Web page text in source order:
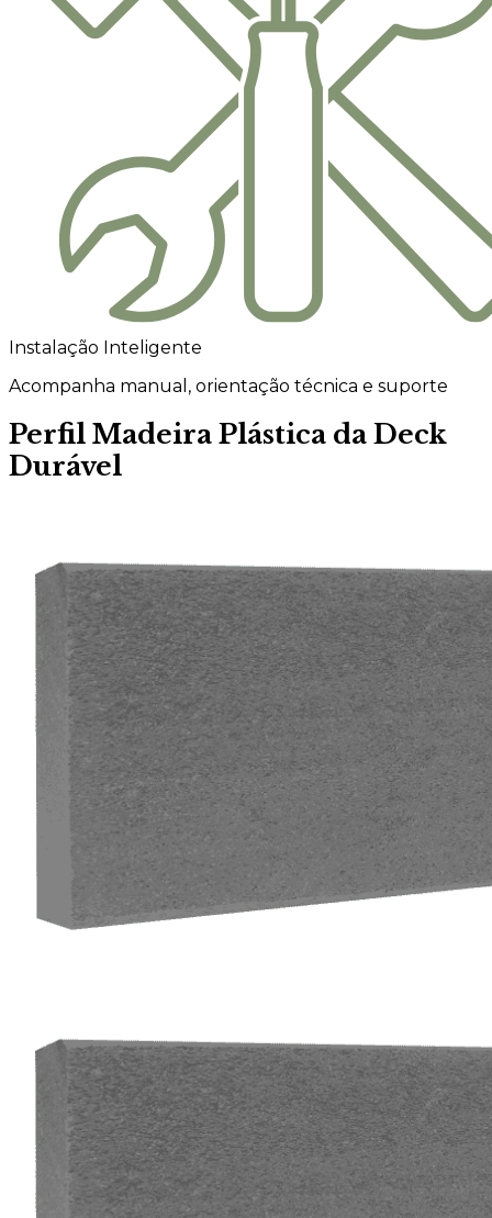
Instalação Inteligente
Acompanha manual, orientação técnica e suporte
Perfil Madeira Plástica da Deck
Durável